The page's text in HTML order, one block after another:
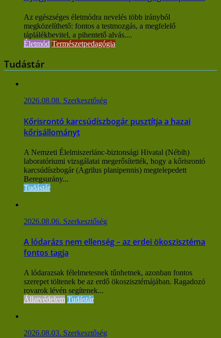
Az egészséges életmódra nevelés több irányból
megközelíthető: fontos a testmozgás, a megfelelő
táplálékbevitel, a pihentető alvás....
Életmód Természetpedagógia
Tudástár
2026.08.08. Szerkesztőség
Kőrisrontó karcsúdíszbogár pusztítja a hazai
kőrisállományt
A Nemzeti Élelmiszerlánc-biztonsági Hivatal (Nébih)
laboratóriumi vizsgálatai megerősítették, hogy a kőrisrontó
karcsúdíszbogár (Agrilus planipennis) megtelepedett
Beregsurány...
Tudástár
2026.08.06. Szerkesztőség
A lódarázs nem ellenség – az erdei ökoszisztéma
fontos tagja
A lódarazsak félelmetesnek tűnhetnek, azonban fontos
szerepet töltenek be az erdő ökoszisztémájában. Ragadozó
rovarok lévén segítenek...
Állatvédelem Tudástár
2026.08.03. Szerkesztőség